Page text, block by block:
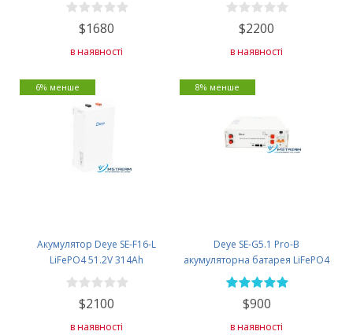
$1680
в наявності
$2200
в наявності
Акумулятор Deye SE-F16-L
LiFePO4 51.2V 314Ah
$2100
в наявності
6% менше
Deye SE-G5.1 Pro-B
акумуляторна батарея LiFePO4
51,2V 100AH
$900
в наявності
8% менше